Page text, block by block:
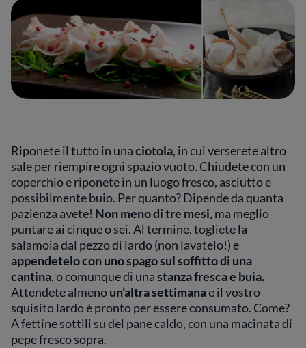
Riponete il tutto in unaciotola, in cui verserete altro
sale per riempire ogni spazio vuoto. Chiudete con un
coperchio e riponete in un luogo fresco, asciutto e
possibilmente buio. Per quanto? Dipende da quanta
pazienza avete! Non meno di tre mesi,ma meglio
puntare ai cinque o sei. Al termine, togliete la
salamoia dal pezzo di lardo (non lavatelo!) e
appendetelo con uno spago sul soffitto di una
cantina, o comunque di unastanza fresca e buia.
Attendete almenoun’altra settimanae il vostro
squisito lardo è pronto per essere consumato. Come?
A fettine sottili su del pane caldo, con una macinata di
pepe fresco sopra.